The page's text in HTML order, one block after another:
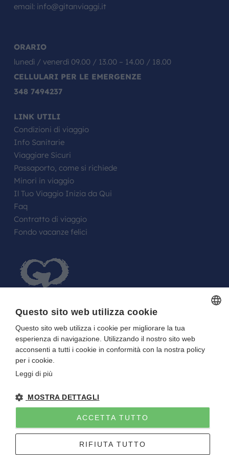
email: info@gitanviaggi.it
ORARIO
lunedì / venerdì 09.00 / 13.00 – 14.00 / 18.00
CELLULARI PER LE EMERGENZE
348 7494237
LINK UTILI
Condizioni di viaggio
Info Sanitarie
Viaggiare Sicuri
Passaporto, come si richiede
Minori in viaggio
Il Tuo Viaggio Inizia da Qui
Faq
Contratto di viaggio
Fondo vacanze felici
FARE UN REGALO AGLI SPOSI O A UN
FESTEGGIATO?
La tua Lista in Viaggio…
Gitan viaggiNOTE LEGALI-PRIVACY- DIRETTIVA UE 2015/2032
P.I. E C.F. 01922670227 - CAPITALE SOCIALE I.V. 10.000 EURO
Questo sito web utilizza cookie
Questo sito web utilizza i cookie per migliorare la tua
esperienza di navigazione. Utilizzando il nostro sito web
acconsenti a tutti i cookie in conformità con la nostra policy
per i cookie.
Leggi di più
MOSTRA DETTAGLI
ACCETTA TUTTO
RIFIUTA TUTTO